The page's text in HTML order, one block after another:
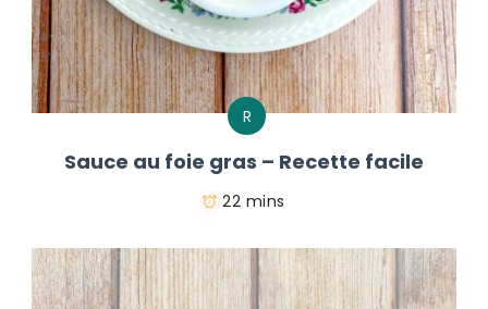
R
Sauce au foie gras – Recette facile
22 mins